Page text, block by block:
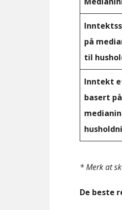
på
til
Inntekt
basert på
* Merk at
De beste